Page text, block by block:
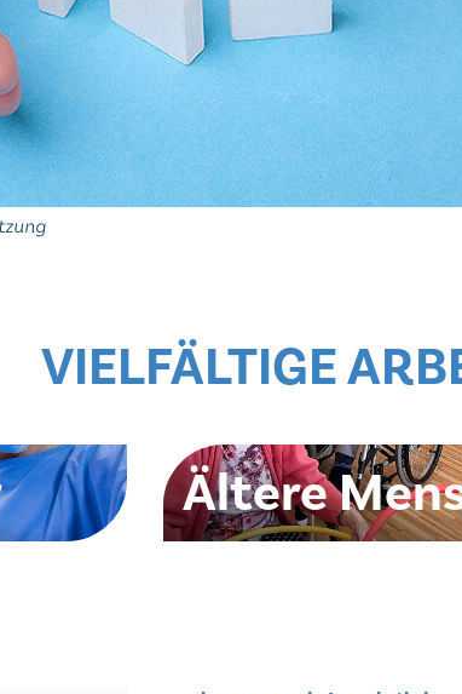
VIEL­FÄL­TI­GE
liegt im
Ältere
Betreuung älterer Menschen